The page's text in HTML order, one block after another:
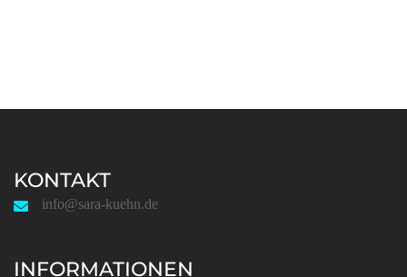
KONTAKT
info@sara-kuehn.de
INFORMATIONEN